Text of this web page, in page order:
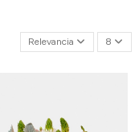
Relevancia 8